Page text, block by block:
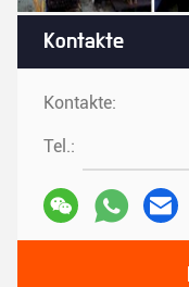
Kontakte
Kontakte:
Tel.: